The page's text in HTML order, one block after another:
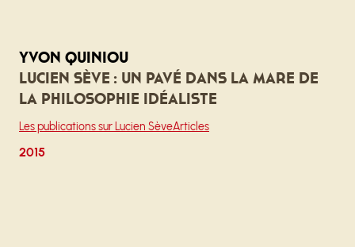
Yvon Quiniou
Lucien Sève : un pavé dans la mare de
la philosophie idéaliste
Les publications sur Lucien SèveArticles
2015